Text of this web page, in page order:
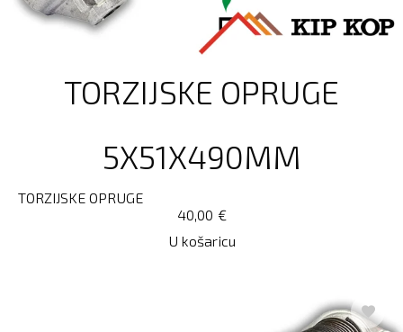
TORZIJSKE OPRUGE
5X51X490MM
TORZIJSKE OPRUGE
€
40,00
U košaricu